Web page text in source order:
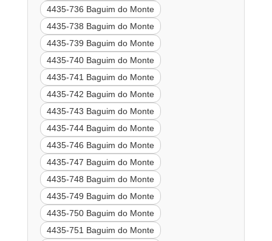
4435-736 Baguim do Monte
4435-738 Baguim do Monte
4435-739 Baguim do Monte
4435-740 Baguim do Monte
4435-741 Baguim do Monte
4435-742 Baguim do Monte
4435-743 Baguim do Monte
4435-744 Baguim do Monte
4435-746 Baguim do Monte
4435-747 Baguim do Monte
4435-748 Baguim do Monte
4435-749 Baguim do Monte
4435-750 Baguim do Monte
4435-751 Baguim do Monte